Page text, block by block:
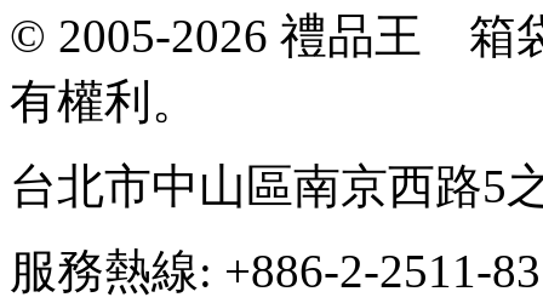
© 2005-2026 禮品王 箱
有權利。
台北市中山區南京西路5
服務熱線: +886-2-